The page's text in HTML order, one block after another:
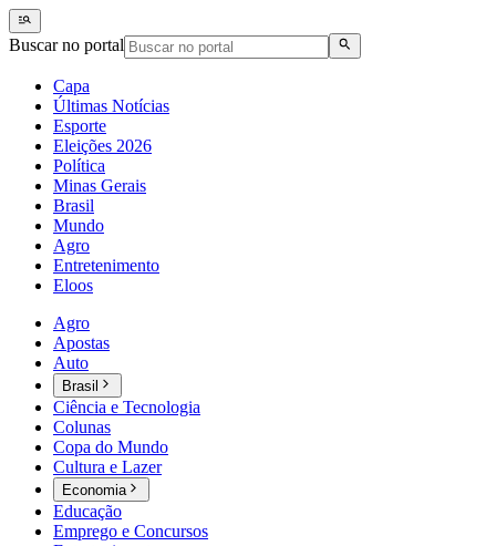
Buscar no portal
Capa
Últimas Notícias
Esporte
Eleições 2026
Política
Minas Gerais
Brasil
Mundo
Agro
Entretenimento
Eloos
Agro
Apostas
Auto
Brasil
Ciência e Tecnologia
Colunas
Copa do Mundo
Cultura e Lazer
Economia
Educação
Emprego e Concursos